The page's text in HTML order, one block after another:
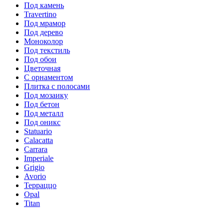
Под камень
Travertino
Под мрамор
Под дерево
Моноколор
Под текстиль
Под обои
Цветочная
С орнаментом
Плитка с полосами
Под мозаику
Под бетон
Под металл
Под оникс
Statuario
Calacatta
Carrara
Imperiale
Grigio
Avorio
Терраццо
Opal
Titan